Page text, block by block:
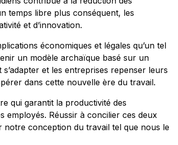
temps libre plus conséquent, les
et d’innovation.
économiques et légales qu’un tel
un modèle archaïque basé sur un
et les entreprises repenser leurs
dans cette nouvelle ère du travail.
qui garantit la productivité des
employés. Réussir à concilier ces deux
conception du travail tel que nous le